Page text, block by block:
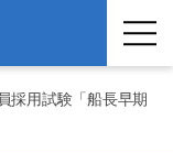
採用試験「船長早期